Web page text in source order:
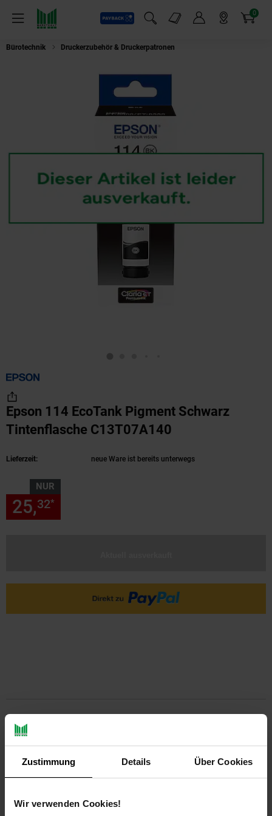
Zustimmung Details Über Cookies
Wir verwenden Cookies!
Menü
Payback
Suchfeld einblenden
Markt-Angebote 0
Artikel
Bürotechnik Druckerzubehör & Druckerpatronen
Epson 114 EcoTank Pigment Schwarz
Tintenflasche C13T07A140
Lieferzeit: neue Ware ist bereits unterwegs
NUR
25,32*
PAYBACK
Payback Punkte Basis°Punkte:
12